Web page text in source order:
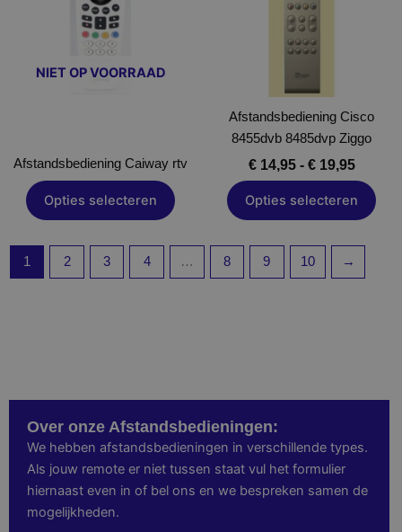
NIET OP VOORRAAD
Afstandsbediening Caiway rtv
Opties selecteren
Afstandsbediening Cisco
8455dvb 8485dvp Ziggo
€14,95 - €19,95
Opties selecteren
variaties.
Deze
optie
kan
gekozen
worden
op
de
productpagina
1 2 3 4 … 8 9 10 →
Over onze Afstandsbedieningen:
We hebben afstandsbedieningen in verschillende types.
Als jouw remote er niet tussen staat vul het formulier
hiernaast even in of bel ons en we bespreken samen de
mogelijkheden.